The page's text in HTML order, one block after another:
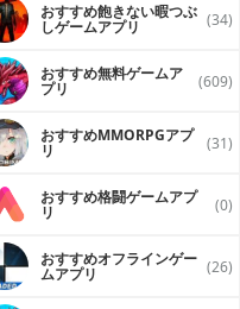
おすすめ飽きない暇つぶ
しゲームアプリ (34)
おすすめ無料ゲームア
プリ (609)
おすすめ MMORPGアプ
リ (31)
おすすめ格闘ゲームアプ
リ (0)
おすすめオフラインゲー
ムアプリ (26)